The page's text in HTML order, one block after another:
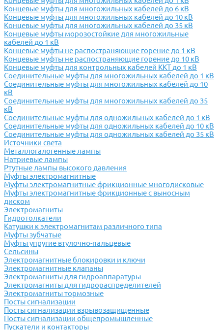
Концевые муфты для многожильных кабелей до 6 кВ
Концевые муфты для многожильных кабелей до 10 кВ
Концевые муфты для многожильных кабелей до 35 кВ
Концевые муфты морозостойкие для многожильные
кабелей до 1 кВ
Концевые муфты не распостраняющие горение до 1 кВ
Концевые муфты не распостраняющие горение до 10 кВ
Концевые муфты для контрольных кабелей ККТ до 1 кВ
Соединительные муфты для многожильных кабелей до 1 кВ
Соединительные муфты для многожильных кабелей до 10
кВ
Соединительные муфты для многожильных кабелей до 35
кВ
Соединительные муфты для одножильных кабелей до 1 кВ
Соединительные муфты для одножильных кабелей до 10 кВ
Соединительные муфты для одножильных кабелей до 35 кВ
Источники света
Металлогалогенные лампы
Натриевые лампы
Ртутные лампы высокого давления
Муфты электромагнитные
Муфты электромагнитные фрикционные многодисковые
Муфты электромагнитные фрикционные с выносным
диском
Электромагниты
Гидротолкатели
Катушки к электромагнитам различного типа
Муфты зубчатые
Муфты упругие втулочно-пальцевые
Сельсины
Электромагнитные блокировки и ключи
Электромагнитные клапаны
Электромагниты для гидроаппаратуры
Электромагниты для гидрораспределителей
Электромагниты тормозные
Посты сигнализации
Посты сигнализации взрывозащищенные
Посты сигнализации общепромышленные
Пускатели и контакторы